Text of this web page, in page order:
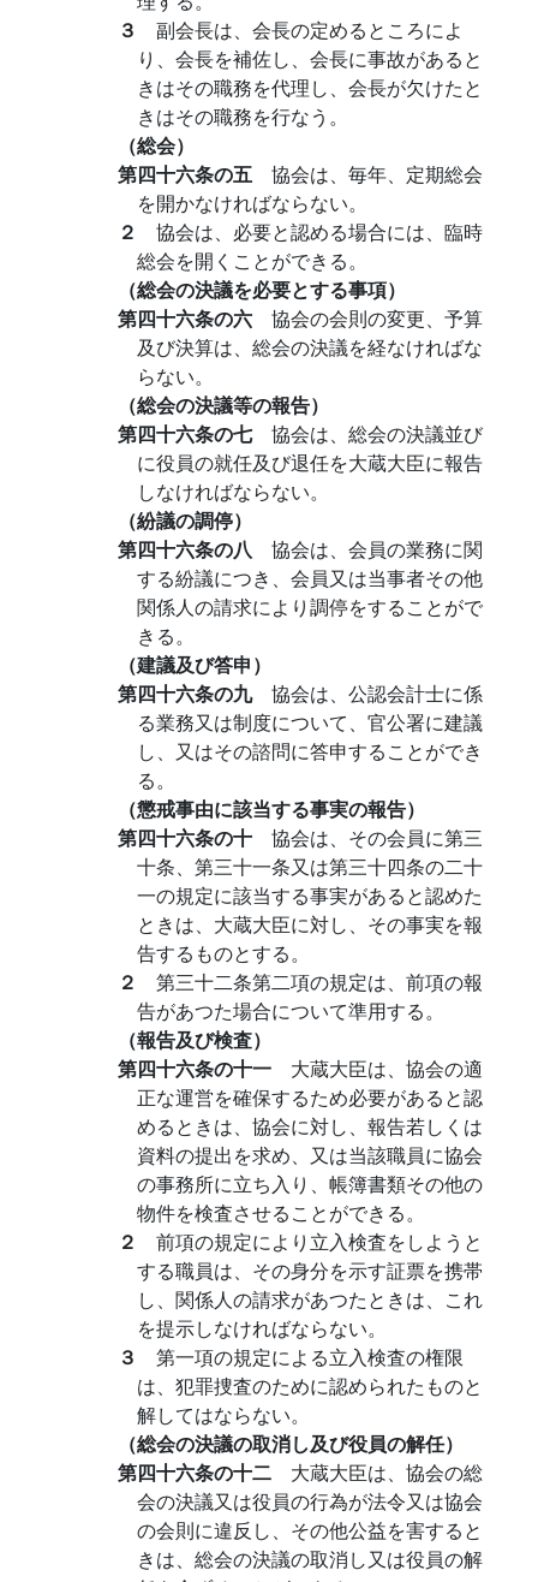
３ 副会長は、会長の定めるところによ
り、会長を補佐し、会長に事故があると
きはその職務を代理し、会長が欠けたと
きはその職務を行なう。
（総会）
第四十六条の五 協会は、毎年、定期総会
を開かなければならない。
２ 協会は、必要と認める場合には、臨時
総会を開くことができる。
（総会の決議を必要とする事項）
第四十六条の六 協会の会則の変更、予算
及び決算は、総会の決議を経なければな
らない。
（総会の決議等の報告）
第四十六条の七 協会は、総会の決議並び
に役員の就任及び退任を大蔵大臣に報告
しなければならない。
（紛議の調停）
第四十六条の八 協会は、会員の業務に関
する紛議につき、会員又は当事者その他
関係人の請求により調停をすることがで
きる。
（建議及び答申）
第四十六条の九 協会は、公認会計士に係
る業務又は制度について、官公署に建議
し、又はその諮問に答申することができ
る。
（懲戒事由に該当する事実の報告）
第四十六条の十 協会は、その会員に第三
十条、第三十一条又は第三十四条の二十
一の規定に該当する事実があると認めた
ときは、大蔵大臣に対し、その事実を報
告するものとする。
２ 第三十二条第二項の規定は、前項の報
告があつた場合について準用する。
（報告及び検査）
第四十六条の十一 大蔵大臣は、協会の適
正な運営を確保するため必要があると認
めるときは、協会に対し、報告若しくは
資料の提出を求め、又は当該職員に協会
の事務所に立ち入り、帳簿書類その他の
物件を検査させることができる。
２ 前項の規定により立入検査をしようと
する職員は、その身分を示す証票を携帯
し、関係人の請求があつたときは、これ
を提示しなければならない。
３ 第一項の規定による立入検査の権限
は、犯罪捜査のために認められたものと
解してはならない。
（総会の決議の取消し及び役員の解任）
第四十六条の十二 大蔵大臣は、協会の総
会の決議又は役員の行為が法令又は協会
の会則に違反し、その他公益を害すると
きは、総会の決議の取消し又は役員の解